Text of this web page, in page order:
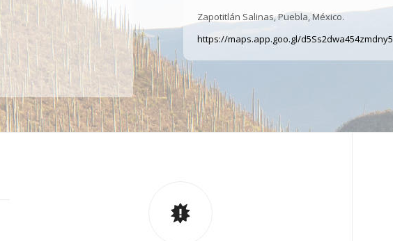
Zapotitlán Salinas, Puebla, México.
https://maps.app.goo.gl/d5Ss2dwa454zmdny5